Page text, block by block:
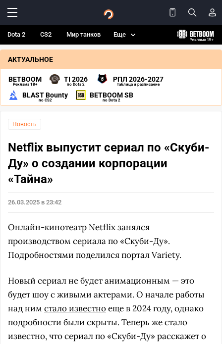
Dota 2 CS2 Мир танков Еще
АКТУАЛЬНОЕ
BETBOOM
Реклама 18+
TI 2026
по Dota 2
РПЛ 2026-2027
таблица и расписание
BLAST Bounty
по CS2
BETBOOM SB
по Dota 2
Новость
Netflix выпустит сериал по «Скуби-
Ду» о создании корпорации
«Тайна»
26.03.2025 в 23:42
Онлайн-кинотеатр Netflix занялся
производством сериала по «Скуби-Ду».
Подробностями поделился портал Variety.
Новый сериал не будет анимационным — это
будет шоу с живыми актерами. О начале работы
над ним стало известноеще в 2024 году, однако
подробности были скрыты. Теперь же стало
известно, что сериал по «Скуби-Ду» расскажет о